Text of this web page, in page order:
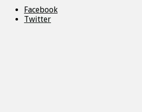
Facebook
Twitter